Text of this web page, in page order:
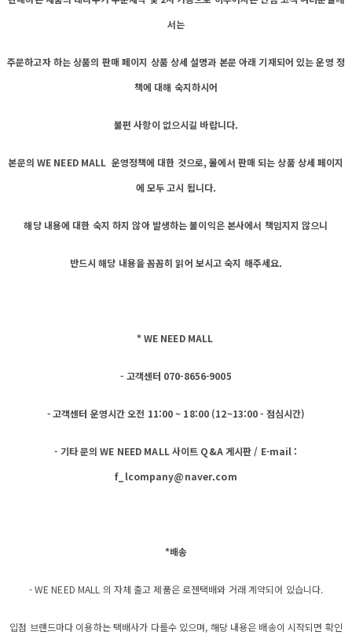
서는
주문하고자 하는 상품의 판매 페이지 상품 상세 설명과 본문 아래 기재되어 있는 운영 정
책에 대해 숙지하시어
불편 사항이 없으시길 바랍니다.
본문의 WE NEED MALL 운영정책에 대한 것으로, 몰에서 판매 되는 상품 상세 페이지
에 모두 고시 됩니다.
해당 내용에 대한 숙지 하지 않아 발생하는 불이익은 본사에서 책임지지 않으니
반드시 해당 내용을 꼼꼼히 읽어 보시고 숙지 해주세요.
* WE NEED MALL
- 고객센터 070-8656-9005
- 고객센터 운영시간 오전 11:00 ~ 18:00 (12~13:00 - 점심시간)
- 기타 문의 WE NEED MALL 사이트 Q&A 게시판 / E-mail :
f_lcompany@naver.com
*배송
- WE NEED MALL 의 자체 출고 제품은 로젠택배와 거래 계약되어 있습니다.
입점 브랜드마다 이용하는 택배사가 다를수 있으며, 해당 내용은 배송이 시작되면 확인